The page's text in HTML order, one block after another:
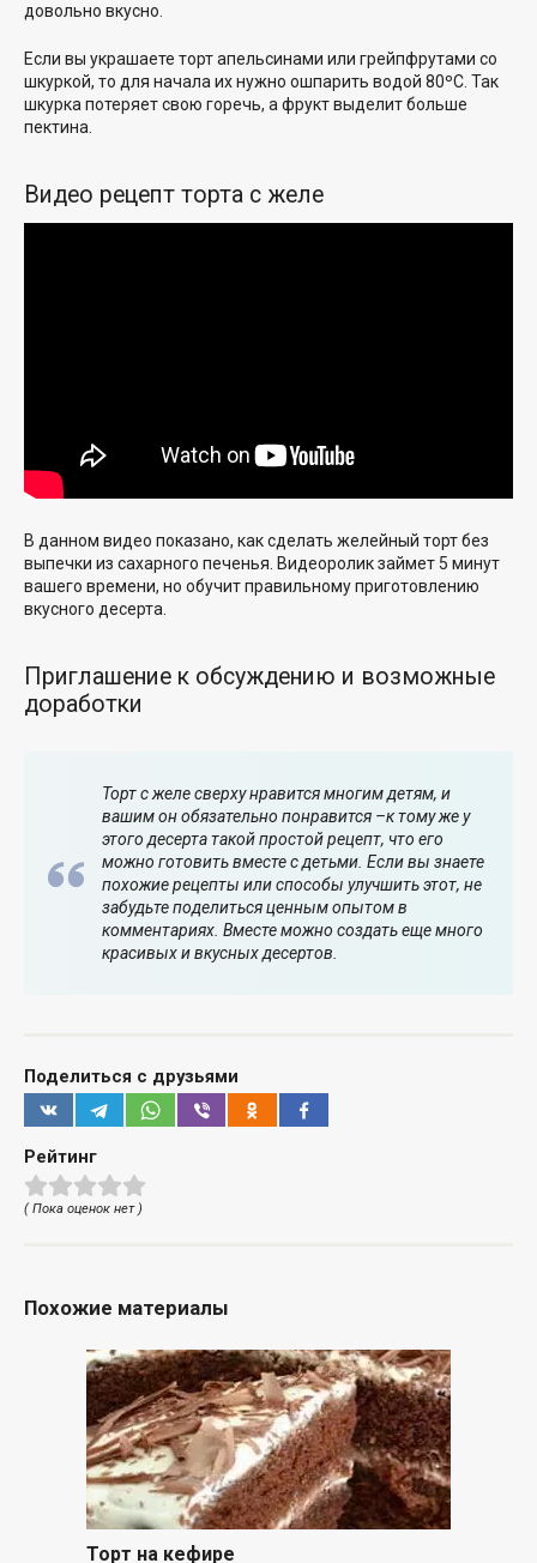
довольно вкусно.
Если вы украшаете торт апельсинами или грейпфрутами со
шкуркой, то для начала их нужно ошпарить водой 80ºС. Так
шкурка потеряет свою горечь, а фрукт выделит больше
пектина.
Видео рецепт торта с желе
В данном видео показано, как сделать желейный торт без
выпечки из сахарного печенья. Видеоролик займет 5 минут
вашего времени, но обучит правильному приготовлению
вкусного десерта.
Приглашение к обсуждению и возможные
доработки
Торт с желе сверху нравится многим детям, и
вашим он обязательно понравится –к тому же у
этого десерта такой простой рецепт, что его
можно готовить вместе с детьми. Если вы знаете
похожие рецепты или способы улучшить этот, не
забудьте поделиться ценным опытом в
комментариях. Вместе можно создать еще много
красивых и вкусных десертов.
Поделиться с друзьями
Рейтинг
( Пока оценок нет )
Похожие материалы
Торт на кефире